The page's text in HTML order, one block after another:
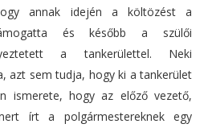
annak idején a költözést a
és később a szülői
a tankerülettel. Neki
azt sem tudja, hogy ki a tankerület
ismerete, hogy az előző vezető,
írt a polgármestereknek egy